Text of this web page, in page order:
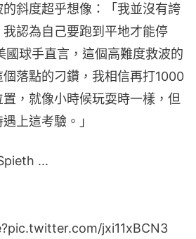
斜度超乎想像：「我並沒有誇
認為自己要跑到平地才能停
國球手直言，這個高難度救波的
落點的刁鑽，我相信再打1000
，就像小時候玩耍時一樣，但
上這考驗。」
...
pic.twitter.com/jxi11xBCN3